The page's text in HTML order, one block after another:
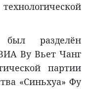
разделён
Ву Вьет Чанг
партии
«Синьхуа» Фу